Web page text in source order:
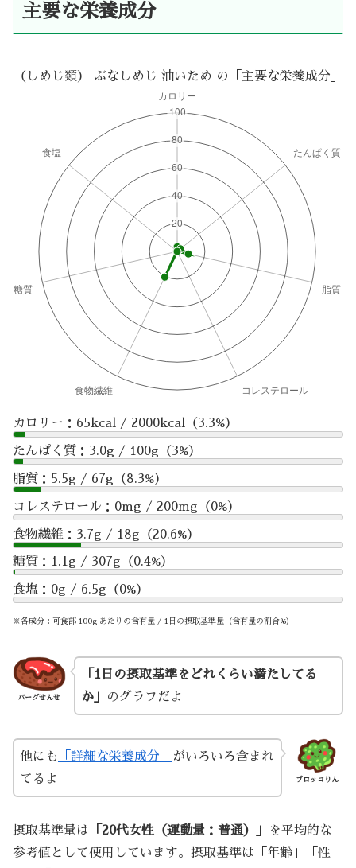
主要な栄養成分
（しめじ類） ぶなしめじ 油いため の「主要な栄養成分」
カロリー：65kcal / 2000kcal（3.3%）
たんぱく質：3.0g / 100g（3%）
脂質：5.5g / 67g（8.3%）
コレステロール：0mg / 200mg（0%）
食物繊維：3.7g / 18g（20.6%）
糖質：1.1g / 307g（0.4%）
食塩：0g / 6.5g（0%）
※各成分：可食部 100g あたりの含有量 / 1日の摂取基準量（含有量の割合%）
バーグせんせ
「1日の摂取基準をどれくらい満たしてる
か」
のグラフだよ
ブロッコりん
他にも 「詳細な栄養成分」
がいろいろ含まれ
てるよ
摂取基準量は 「20代女性（運動量：普通）」
を平均的な
参考値として使用しています。摂取基準は「年齢」「性